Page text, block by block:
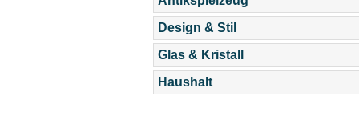
Design & Stil
Glas & Kristall
Haushalt